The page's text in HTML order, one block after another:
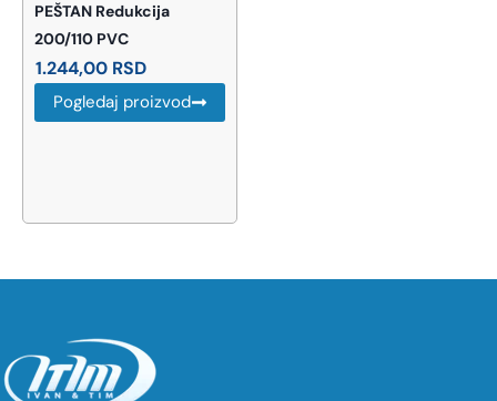
PEŠTAN Redukcija
200/110 PVC
1.244,00 RSD
Pogledaj proizvod